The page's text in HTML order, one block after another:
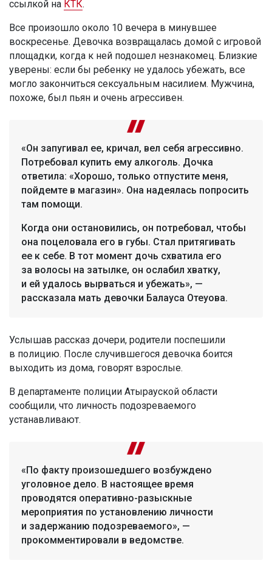
ссылкой на КТК.
Все произошло около 10 вечера в минувшее
воскресенье. Девочка возвращалась домой с игровой
площадки, когда к ней подошел незнакомец. Близкие
уверены: если бы ребенку не удалось убежать, все
могло закончиться сексуальным насилием. Мужчина,
похоже, был пьян и очень агрессивен.
«Он запугивал ее, кричал, вел себя агрессивно.
Потребовал купить ему алкоголь. Дочка
ответила: «Хорошо, только отпустите меня,
пойдемте в магазин». Она надеялась попросить
там помощи.
Когда они остановились, он потребовал, чтобы
она поцеловала его в губы. Стал притягивать
ее к себе. В тот момент дочь схватила его
за волосы на затылке, он ослабил хватку,
и ей удалось вырваться и убежать», —
рассказала мать девочки Балауса Отеуова.
Услышав рассказ дочери, родители поспешили
в полицию. После случившегося девочка боится
выходить из дома, говорят взрослые.
В департаменте полиции Атырауской области
сообщили, что личность подозреваемого
устанавливают.
«По факту произошедшего возбуждено
уголовное дело. В настоящее время
проводятся оперативно-разыскные
мероприятия по установлению личности
и задержанию подозреваемого», —
прокомментировали в ведомстве.